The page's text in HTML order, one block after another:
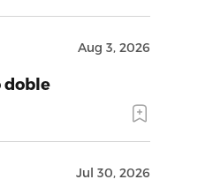
Aug 3, 2026
doble
Jul 30, 2026